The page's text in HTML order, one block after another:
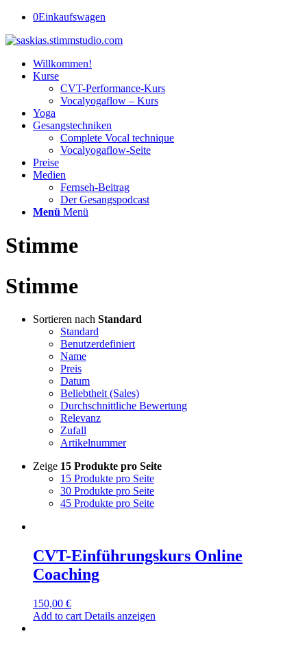
0Einkaufswagen
Willkommen!
Kurse
CVT-Performance-Kurs
Vocalyogaflow – Kurs
Yoga
Gesangstechniken
Complete Vocal technique
Vocalyogaflow-Seite
Preise
Medien
Fernseh-Beitrag
Der Gesangspodcast
Menü Menü
Stimme
Stimme
Sortieren nach Standard
Standard
Benutzerdefiniert
Name
Preis
Datum
Beliebtheit (Sales)
Durchschnittliche Bewertung
Relevanz
Zufall
Artikelnummer
Zeige 15 Produkte pro Seite
15 Produkte pro Seite
30 Produkte pro Seite
45 Produkte pro Seite
CVT-Einführungskurs Online
Coaching
150,00 €
Add to cart Details anzeigen